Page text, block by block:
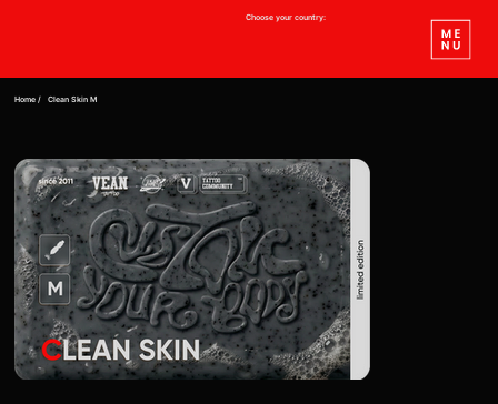
Choose your country:
Home / Clean Skin M